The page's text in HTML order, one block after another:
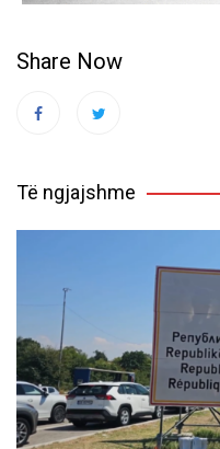
Share Now
Të ngjajshme